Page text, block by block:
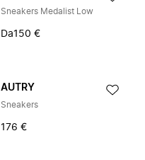
Sneakers Medalist Low
Da150 €
AUTRY
Sneakers
176 €